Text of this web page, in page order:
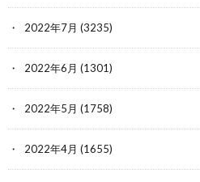
2022年7月 (3235)
2022年6月 (1301)
2022年5月 (1758)
2022年4月 (1655)